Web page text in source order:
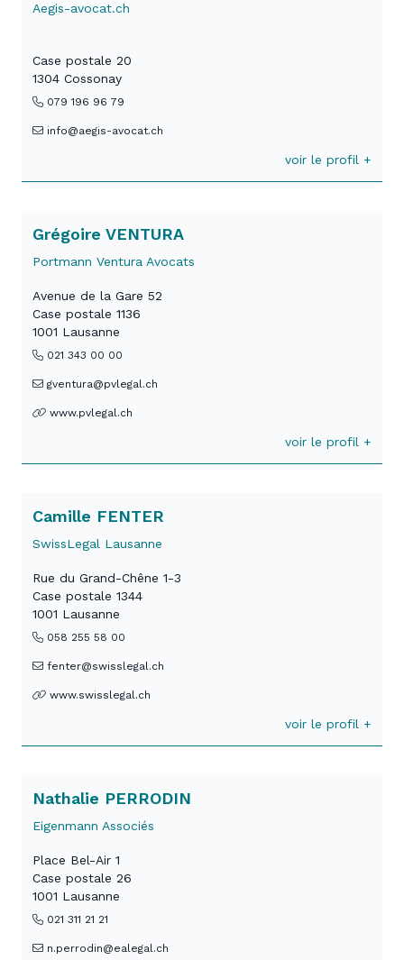
Aegis-avocat.ch
Case postale 20
1304 Cossonay
079 196 96 79
info@aegis-avocat.ch
voir le profil +
Grégoire VENTURA
Portmann Ventura Avocats
Avenue de la Gare 52
Case postale 1136
1001 Lausanne
021 343 00 00
gventura@pvlegal.ch
www.pvlegal.ch
voir le profil +
Camille FENTER
SwissLegal Lausanne
Rue du Grand-Chêne 1-3
Case postale 1344
1001 Lausanne
058 255 58 00
fenter@swisslegal.ch
www.swisslegal.ch
voir le profil +
Nathalie PERRODIN
Eigenmann Associés
Place Bel-Air 1
Case postale 26
1001 Lausanne
021 311 21 21
n.perrodin@ealegal.ch